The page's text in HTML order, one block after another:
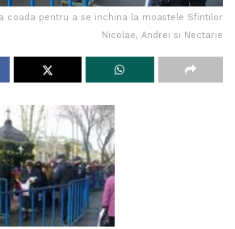
coada pentru a se inchina la moastele Sfintilor
Nicolae, Andrei si Nectarie